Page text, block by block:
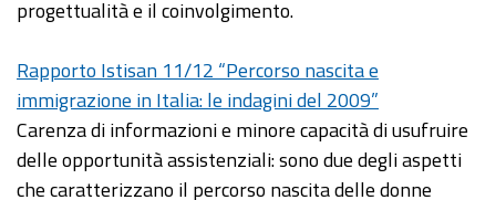
progettualità e il coinvolgimento.
Rapporto Istisan 11/12 “Percorso nascita e
immigrazione in Italia: le indagini del 2009”
Carenza di informazioni e minore capacità di usufruire
delle opportunità assistenziali: sono due degli aspetti
che caratterizzano il percorso nascita delle donne